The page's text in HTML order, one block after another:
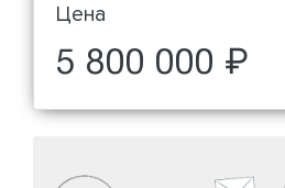
Цена
5 800 000 ₽